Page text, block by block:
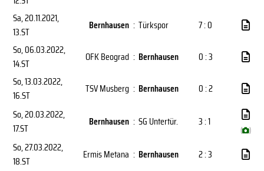
Sa, 20.11.2021,
13.ST
Bernhausen : Türkspor
7 : 0
So, 06.03.2022,
14.ST
OFK Beograd : Bernhausen
0 : 3
So, 13.03.2022,
16.ST
TSV Musberg : Bernhausen
0 : 2
So, 20.03.2022,
17.ST
Bernhausen : SG Untertür. 3 : 1
( )
So, 27.03.2022,
18.ST
Ermis Metana : Bernhausen
2 : 3